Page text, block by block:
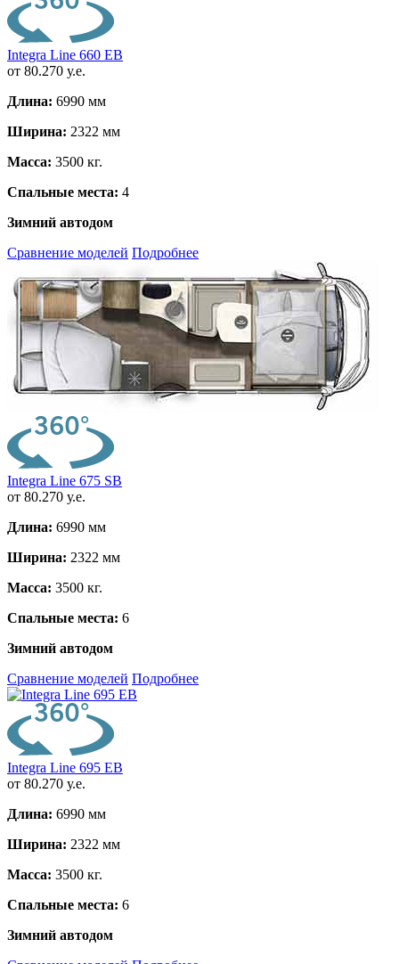
Integra Line 660 EB
от 80.270 у.е.
Длина: 6990 мм
Ширина: 2322 мм
Масса: 3500 кг.
Спальные места: 4
Зимний автодом
Сравнение моделей Подробнее
Integra Line 675 SB
от 80.270 у.е.
Длина: 6990 мм
Ширина: 2322 мм
Масса: 3500 кг.
Спальные места: 6
Зимний автодом
Сравнение моделей Подробнее
Integra Line 695 EB
от 80.270 у.е.
Длина: 6990 мм
Ширина: 2322 мм
Масса: 3500 кг.
Спальные места: 6
Зимний автодом